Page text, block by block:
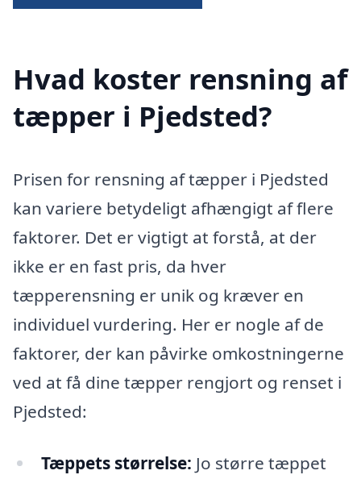
Hvad koster rensning af
tæpper i Pjedsted?
Prisen for rensning af tæpper i Pjedsted
kan variere betydeligt afhængigt af flere
faktorer. Det er vigtigt at forstå, at der
ikke er en fast pris, da hver
tæpperensning er unik og kræver en
individuel vurdering. Her er nogle af de
faktorer, der kan påvirke omkostningerne
ved at få dine tæpper rengjort og renset i
Pjedsted:
Tæppets størrelse: Jo større tæppet